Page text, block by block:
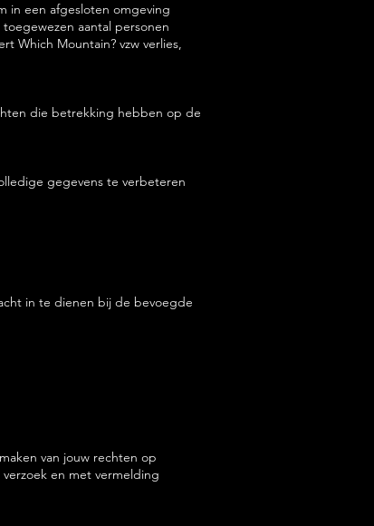
in een afgesloten omgeving
aantal personen
Which Mountain? vzw verlies,
die betrekking hebben op de
gegevens te verbeteren
in te dienen bij de bevoegde
van jouw rechten op
en met vermelding